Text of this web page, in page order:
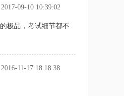
2017-09-10 10:39:02
极品，考试细节都不
2016-11-17 18:18:38